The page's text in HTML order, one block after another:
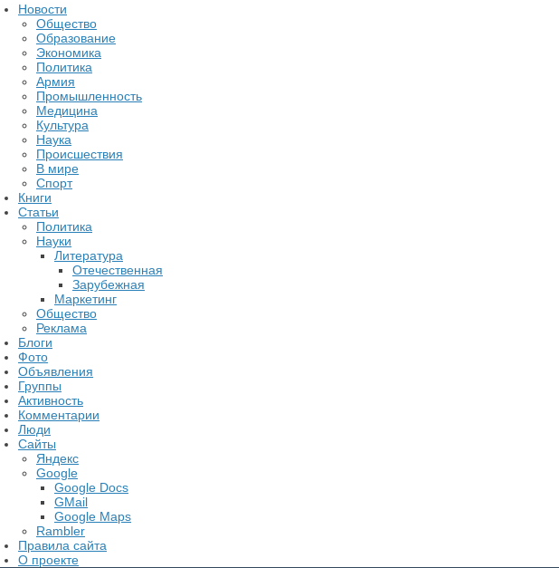
Новости
Общество
Образование
Экономика
Политика
Армия
Промышленность
Медицина
Культура
Наука
Происшествия
В мире
Спорт
Книги
Статьи
Политика
Науки
Литература
Отечественная
Зарубежная
Маркетинг
Общество
Реклама
Блоги
Фото
Объявления
Группы
Активность
Комментарии
Люди
Сайты
Яндекс
Google
Google Docs
GMail
Google Maps
Rambler
Правила сайта
О проекте